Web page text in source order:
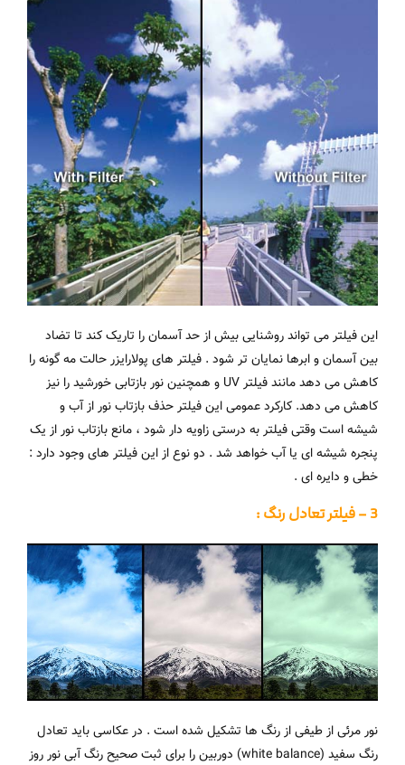
این فیلتر می تواند روشنایی بیش از حد آسمان را تاریک کند تا تضاد
بین آسمان و ابرها نمایان تر شود . فیلتر های پولارایزر حالت مه گونه را
کاهش می دهد مانند فیلتر UV و همچنین نور بازتابی خورشید را نیز
کاهش می دهد. کارکرد عمومی این فیلتر حذف بازتاب نور از آب و
شیشه است وقتی فیلتر به درستی زاویه دار شود ، مانع بازتاب نور از یک
پنجره شیشه ای یا آب خواهد شد . دو نوع از این فیلتر های وجود دارد :
خطی و دایره ای .
3 – فیلتر تعادل رنگ :
نور مرئی از طیفی از رنگ ها تشکیل شده است . در عکاسی باید تعادل
رنگ سفید (white balance) دوربین را برای ثبت صحیح رنگ آبی نور روز